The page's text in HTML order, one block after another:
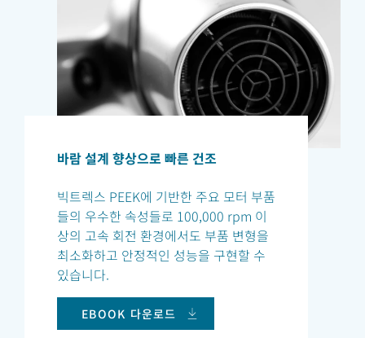
바람 설계 향상으로 빠른 건조
빅트렉스 PEEK에 기반한 주요 모터 부품
들의 우수한 속성들로 100,000 rpm 이
상의 고속 회전 환경에서도 부품 변형을
최소화하고 안정적인 성능을 구현할 수
있습니다.
EBOOK 다운로드